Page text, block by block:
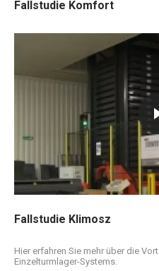
Fallstudie Komfort
Fallstudie Klimosz
Hier erfahren Sie mehr über die
Einzelturmlager-Systems.